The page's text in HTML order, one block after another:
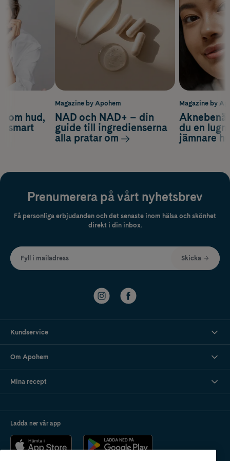
Magazine by
du en
jämnare
om hud,
smart
Magazine by Apohem
NAD och NAD+ – din
guide till ingredienserna
alla pratar om
Prenumerera på vårt nyhetsbrev
Få personliga erbjudanden och det senaste inom hälsa och skönhet
direkt i din inbox.
Fyll i mailadress Skicka
Kundservice
Om Apohem
Mina recept
Ladda ner vår app